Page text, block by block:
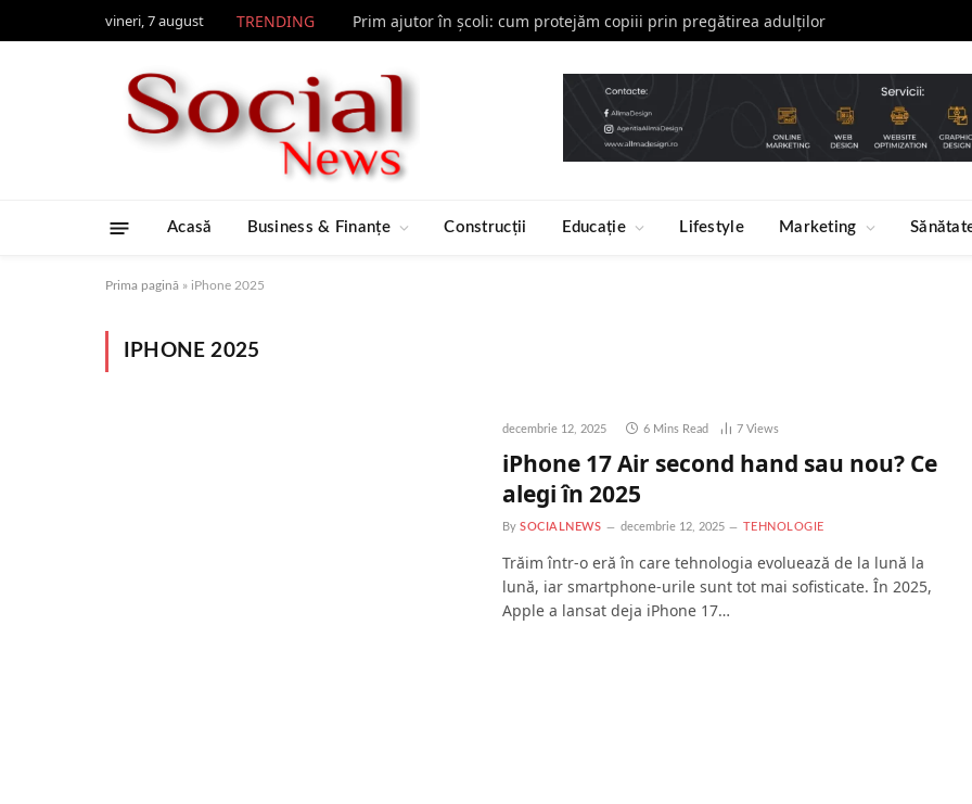
vineri, 7 august TRENDING Prim ajutor în școli: cum protejăm copiii prin pregătirea adulților
Acasă Business & Finanțe Construcții Educație Lifestyle Marketing
Prima pagină » iPhone 2025
IPHONE 2025
decembrie 12, 2025 6 Mins Read 7 Views
iPhone 17 Air second hand sau nou? Ce
alegi în 2025
By SOCIALNEWS decembrie 12, 2025 TEHNOLOGIE
Trăim într-o eră în care tehnologia evoluează de la lună la
lună, iar smartphone-urile sunt tot mai sofisticate. În 2025,
Apple a lansat deja iPhone 17…